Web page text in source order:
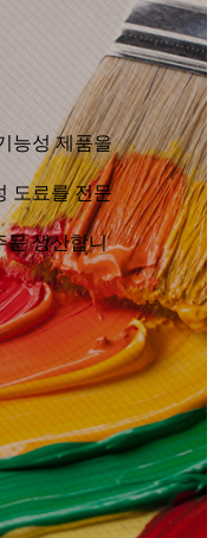
능성 제품을
도료를 전문
문 생산합니